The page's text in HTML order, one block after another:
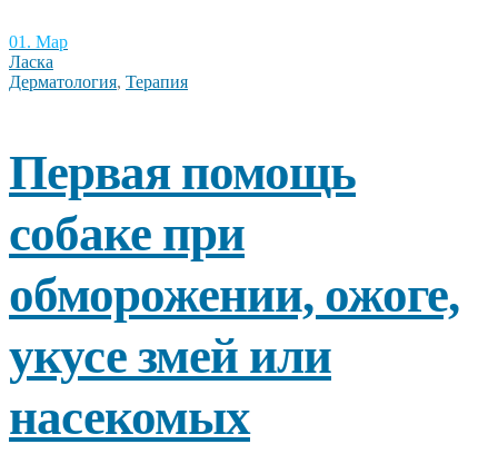
01. Мар
Ласка
Дерматология, Терапия
Первая помощь
собаке при
обморожении, ожоге,
укусе змей или
насекомых